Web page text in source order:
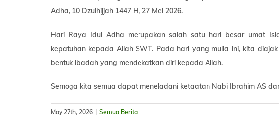
Adha, 10 Dzulhijjah 1447 H, 27 Mei 2026.
Hari Raya Idul Adha merupakan salah satu hari besar umat
kepatuhan kepada Allah SWT. Pada hari yang mulia ini, kita
bentuk ibadah yang mendekatkan diri kepada Allah.
Semoga kita semua dapat meneladani ketaatan Nabi Ibrahim AS
May 27th, 2026 | Semua Berita